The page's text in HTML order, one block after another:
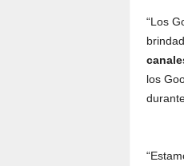
“Los
los